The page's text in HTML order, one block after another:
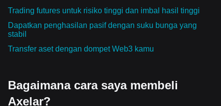
Trading futures untuk risiko tinggi dan imbal hasil tinggi
Dapatkan penghasilan pasif dengan suku bunga yang
stabil
Transfer aset dengan dompet Web3 kamu
Bagaimana cara saya membeli
Axelar?